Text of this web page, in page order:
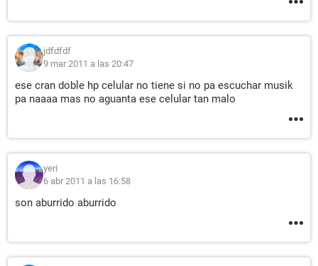
jdfdfdf
9 mar 2011 a las 20:47
ese cran doble hp celular no tiene si no pa escuchar musik
pa naaaa mas no aguanta ese celular tan malo
yeri
6 abr 2011 a las 16:58
son aburrido aburrido